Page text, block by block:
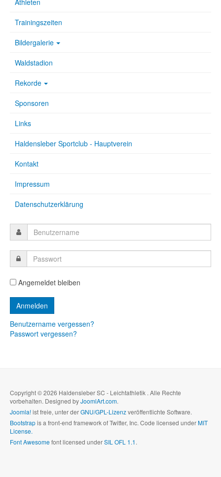
Athleten
Trainingszeiten
Bildergalerie
Waldstadion
Rekorde
Sponsoren
Links
Haldensleber Sportclub - Hauptverein
Kontakt
Impressum
Datenschutzerklärung
Angemeldet bleiben
Benutzername vergessen?
Passwort vergessen?
Copyright © 2026 Haldensleber SC - Leichtathletik . Alle Rechte
vorbehalten. Designed byJoomlArt.com.
Joomla!ist freie, unter derGNU/GPL-Lizenzveröffentlichte Software.
Bootstrapis a front-end framework of Twitter, Inc. Code licensed underMIT
License.
Font Awesomefont licensed underSIL OFL 1.1.